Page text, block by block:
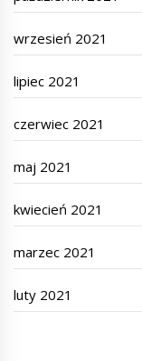
wrzesień 2021
lipiec 2021
czerwiec 2021
maj 2021
kwiecień 2021
marzec 2021
luty 2021